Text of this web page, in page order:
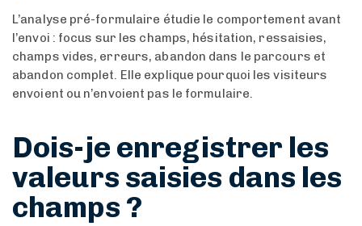
L’analyse pré-formulaire étudie le comportement avant
l’envoi : focus sur les champs, hésitation, ressaisies,
champs vides, erreurs, abandon dans le parcours et
abandon complet. Elle explique pourquoi les visiteurs
envoient ou n’envoient pas le formulaire.
Dois-je enregistrer les
valeurs saisies dans les
champs ?